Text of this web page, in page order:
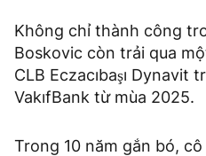
Không chỉ thành công
Boskovic còn trải qua
CLB Eczacıbaşı Dynavit
VakıfBank từ mùa 2025.
Trong 10 năm gắn bó,